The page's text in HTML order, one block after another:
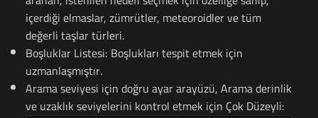
içerdiği elmaslar, zümrütler, meteoroidler ve tüm
değerli taşlar türleri.
Boşluklar Listesi: Boşlukları tespit etmek için
uzmanlaşmıştır.
Arama seviyesi için doğru ayar arayüzü, Arama derinlik
ve uzaklık seviyelerini kontrol etmek için Çok Düzeyli: